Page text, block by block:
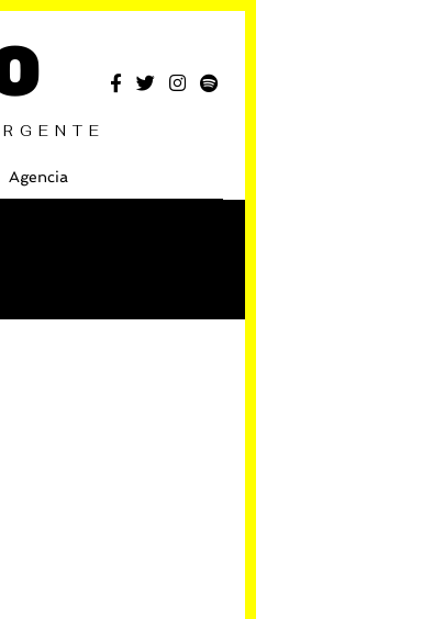
Agencia